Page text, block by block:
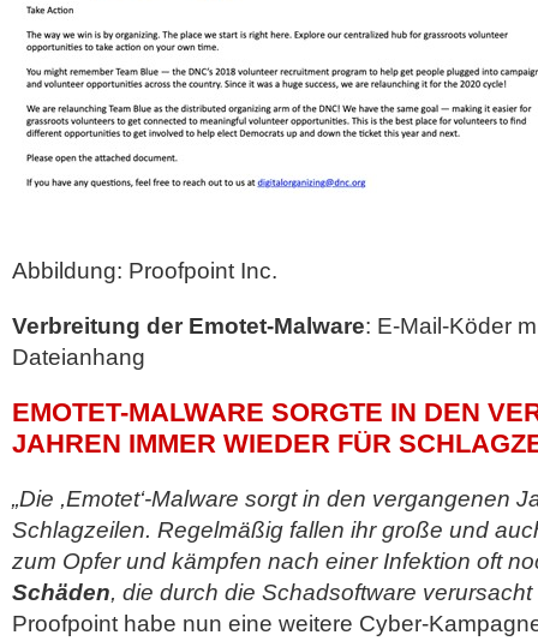
Abbildung: Proofpoint Inc.
Verbreitung der Emotet-Malware: E-Mail-Köder
Dateianhang
EMOTET-MALWARE SORGTE IN DEN
JAHREN IMMER WIEDER FÜR
„Die ,Emotet‘-Malware sorgt in den vergangenen
Schlagzeilen. Regelmäßig fallen ihr große und
zum Opfer und kämpfen nach einer Infektion oft
Schäden, die durch die Schadsoftware verursacht
Proofpoint habe nun eine weitere Cyber-